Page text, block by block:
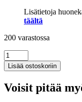
Lisätietoja
täältä
200 varastossa
Lämpöpatterin
suoja
savutammi
cm
Lisää ostoskoriin
Voisit pitää